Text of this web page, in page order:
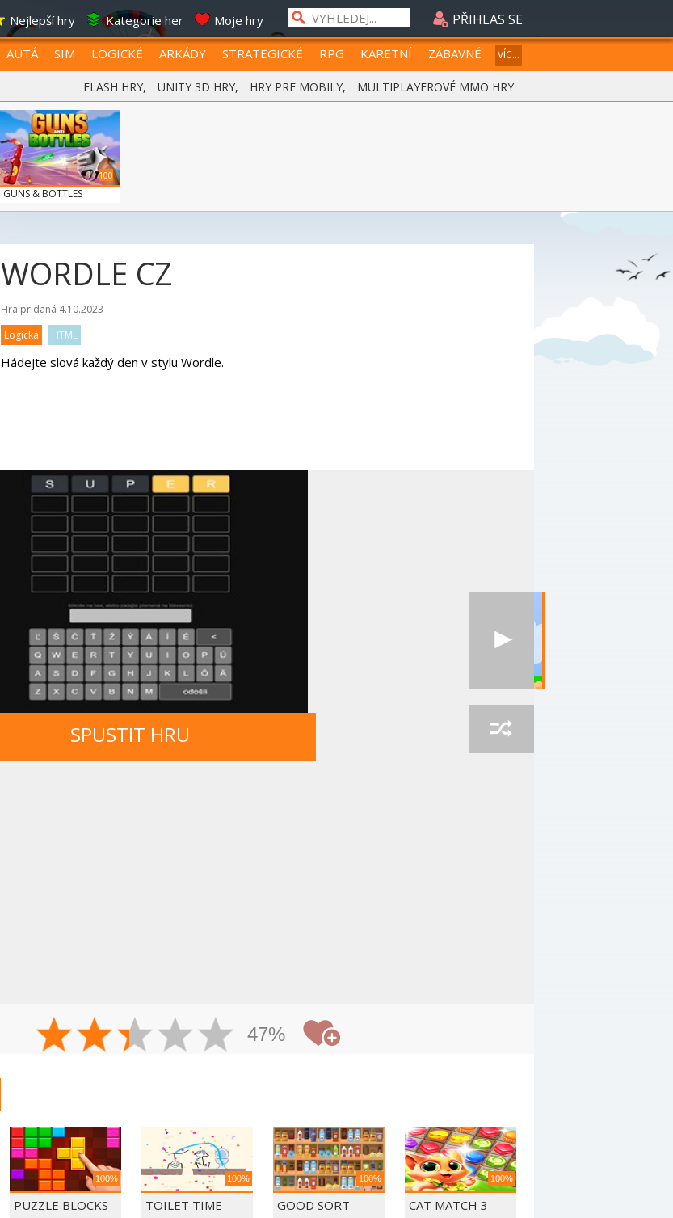
Nejlepší hry Kategorie her Moje hry PŘIHLAS SE
AUTÁ SIM LOGICKÉ ARKÁDY STRATEGICKÉ RPG KARETNÍ ZÁBAVNÉ VÍC...
FLASH HRY, UNITY 3D HRY, HRY PRE MOBILY, MULTIPLAYEROVÉ MMO HRY
100
GUNS & BOTTLES
WORDLE CZ
Hra pridaná 4.10.2023
Logická
HTML
Hádejte slová každý den v stylu Wordle.
SPUSTIT HRU
47%
100%
PUZZLE BLOCKS
100%
TOILET TIME
100%
GOOD SORT
100%
CAT MATCH 3